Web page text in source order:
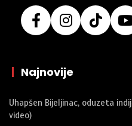
| Najnovije
Uhapšen Bijeljinac, oduzeta
video)